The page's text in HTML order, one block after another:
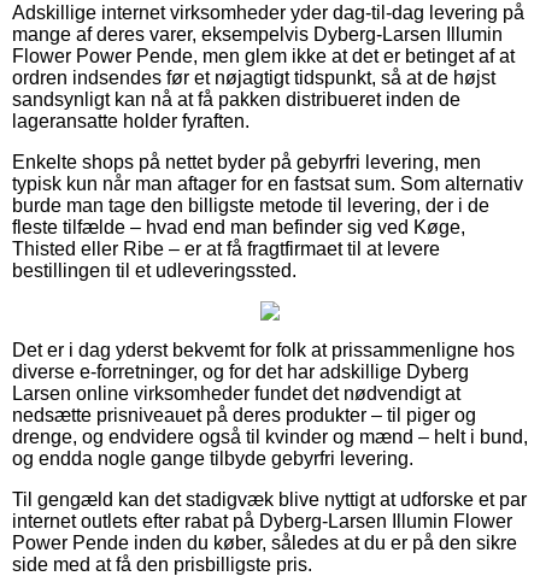
Adskillige internet virksomheder yder dag-til-dag levering på
mange af deres varer, eksempelvis Dyberg-Larsen Illumin
Flower Power Pende, men glem ikke at det er betinget af at
ordren indsendes før et nøjagtigt tidspunkt, så at de højst
sandsynligt kan nå at få pakken distribueret inden de
lageransatte holder fyraften.
Enkelte shops på nettet byder på gebyrfri levering, men
typisk kun når man aftager for en fastsat sum. Som alternativ
burde man tage den billigste metode til levering, der i de
fleste tilfælde – hvad end man befinder sig ved Køge,
Thisted eller Ribe – er at få fragtfirmaet til at levere
bestillingen til et udleveringssted.
Det er i dag yderst bekvemt for folk at prissammenligne hos
diverse e-forretninger, og for det har adskillige Dyberg
Larsen online virksomheder fundet det nødvendigt at
nedsætte prisniveauet på deres produkter – til piger og
drenge, og endvidere også til kvinder og mænd – helt i bund,
og endda nogle gange tilbyde gebyrfri levering.
Til gengæld kan det stadigvæk blive nyttigt at udforske et par
internet outlets efter rabat på Dyberg-Larsen Illumin Flower
Power Pende inden du køber, således at du er på den sikre
side med at få den prisbilligste pris.